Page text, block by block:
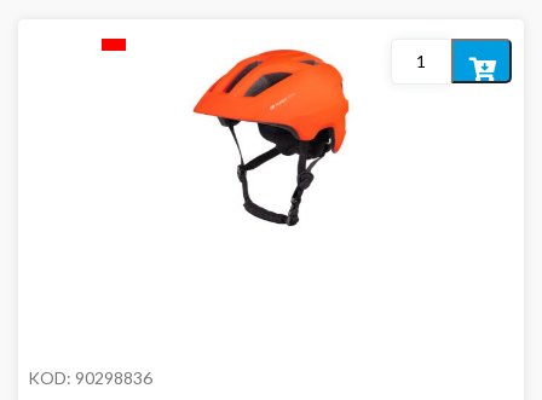
KOD: 90298836
Dodaj